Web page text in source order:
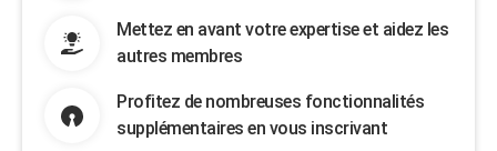
Mettez en avant votre expertise et aidez les
autres membres
Profitez de nombreuses fonctionnalités
supplémentaires en vous inscrivant